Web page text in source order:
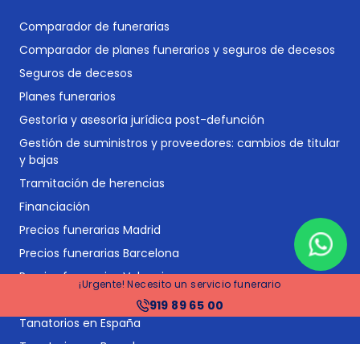
¡Urgente! Necesito un servicio funerario
919 89 65 00
Comparador de funerarias
Comparador de planes funerarios y seguros de decesos
Seguros de decesos
Planes funerarios
Gestoría y asesoría jurídica post-defunción
Gestión de suministros y proveedores: cambios de titular
y bajas
Tramitación de herencias
Financiación
Precios funerarias Madrid
Precios funerarias Barcelona
Precios funerarias Valencia
Precios funerarias Sevilla
Tanatorios en España